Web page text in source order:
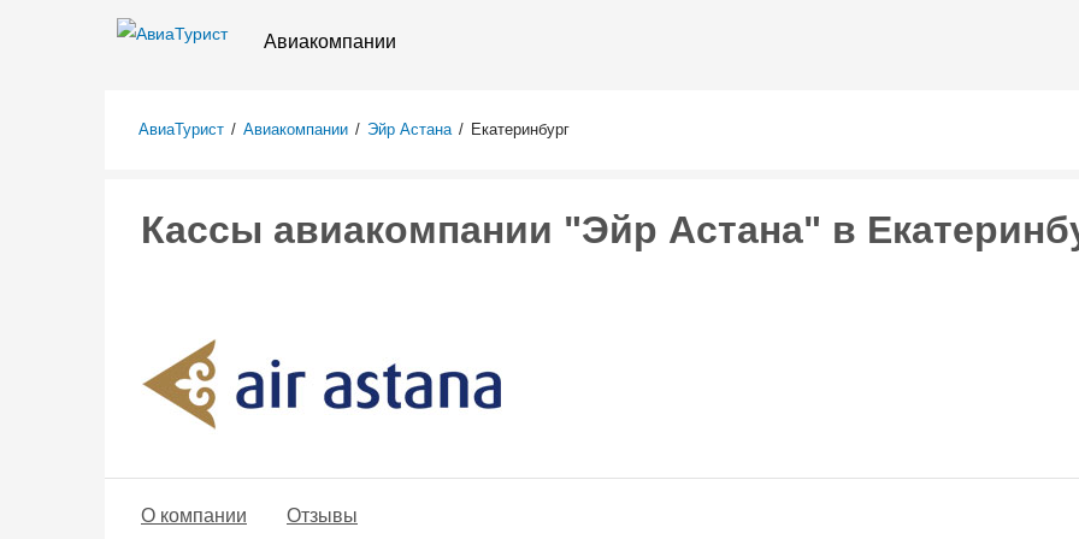
Авиакомпании
АвиаТурист / Авиакомпании / Эйр Астана / Екатеринбург
Кассы авиакомпании "Эйр Астана" в
О компании Отзывы